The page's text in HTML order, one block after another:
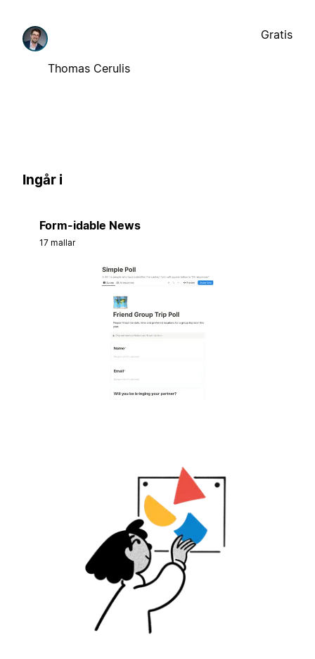
Thomas Cerulis
Gratis
Ingår i
Form-idable News
17 mallar